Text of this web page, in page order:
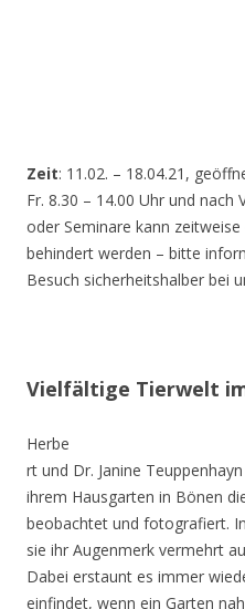
Zeit: 11.02. – 18.04.21,
Fr. 8.30 – 14.00 Uhr und nach
oder Seminare kann
behindert werden – bitte
Besuch sicherheitshalber bei
Vielfältige Tierwelt
Herbe
rt und Dr. Janine
ihrem Hausgarten in Bönen
beobachtet und fotografiert.
sie ihr Augenmerk vermehrt
Dabei erstaunt es immer
einfindet, wenn ein Garten